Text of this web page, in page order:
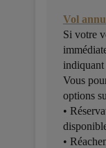
Vol
Si votre
indiquant
Vous
options
•
•